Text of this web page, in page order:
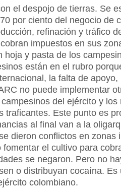
el despojo de tierras. Se
por ciento del negocio de
refinación y tráfico
impuestos en sus
hoja y pasta de los
están en el rubro
la falta de apoyo,
no puede implementar
del ejército y los
traficantes. Este punto es
al final van a la
dieron conflictos en zonas
el cultivo para
se negaron. Pero no
o distribuyan cocaína. Es
colombiano.